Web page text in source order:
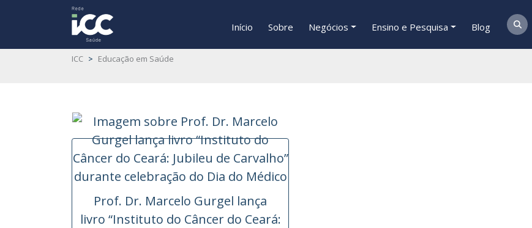
Início Sobre Negócios Ensino e Pesquisa Blog
ICC > Educação em Saúde
Prof. Dr. Marcelo Gurgel lança
livro “Instituto do Câncer do Ceará: